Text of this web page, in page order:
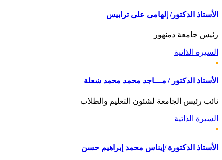
الأستاذ الدكتور/ إلهامى على ترابيس
رئيس جامعة دمنهور
السيرة الذاتية
الأستاذ الدكتور / مـــاجد محمد محمد شعلة
نائب رئيس الجامعة لشئون التعليم والطلاب
السيرة الذاتية
الأستاذ الدكتورة /إيناس محمد إبراهيم حسن